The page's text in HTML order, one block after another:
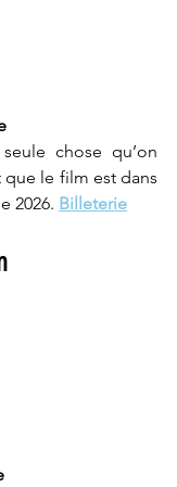
chose qu’on
que le film est dans
2026. Billeterie